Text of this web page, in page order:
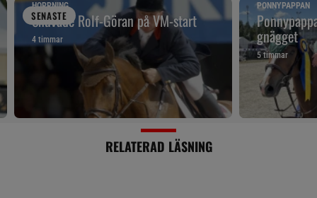
SENASTE
HOPPNING
Snuvade Rolf-Göran på VM-start
4 timmar
PONNYPAPPAN
gnägget
5 timmar
RELATERAD LÄSNING